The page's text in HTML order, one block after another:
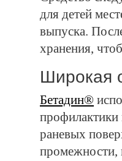
для детей
выпуска.
хранения,
Широкая
Бетадин®
профилактики
раневых
промежности,